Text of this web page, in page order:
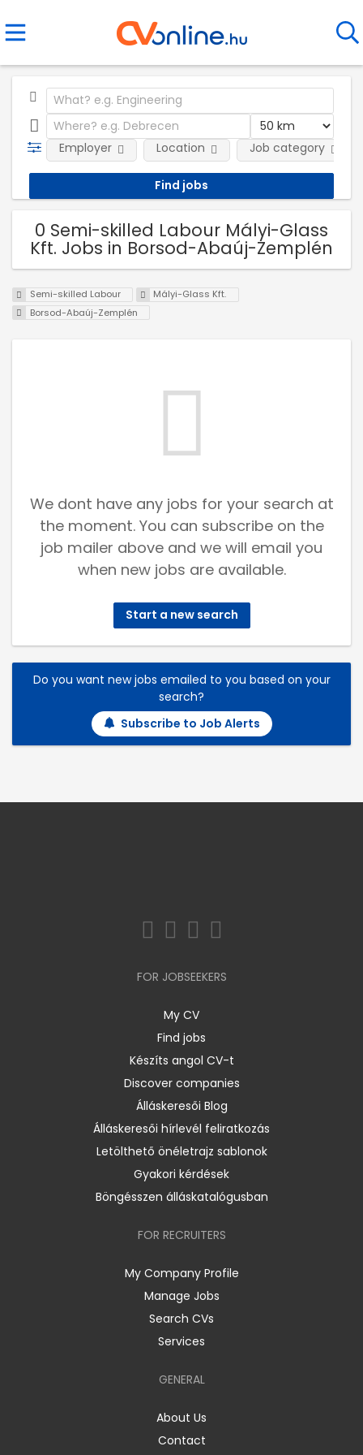
Employer Location Job category
0 Semi-skilled Labour Mályi-Glass
Kft. Jobs in Borsod-Abaúj-Zemplén
Semi-skilled Labour
Mályi-Glass Kft.
Borsod-Abaúj-Zemplén
We dont have any jobs for your search at
the moment. You can subscribe on the
job mailer above and we will email you
when new jobs are available.
Start a new search
Do you want new jobs emailed to you based on your
search?
Subscribe to Job Alerts
FOR JOBSEEKERS
My CV
Find jobs
Készíts angol CV-t
Discover companies
Álláskeresői Blog
Álláskeresői hírlevél feliratkozás
Letölthető önéletrajz sablonok
Gyakori kérdések
Böngésszen álláskatalógusban
FOR RECRUITERS
My Company Profile
Manage Jobs
Search CVs
Services
GENERAL
About Us
Contact